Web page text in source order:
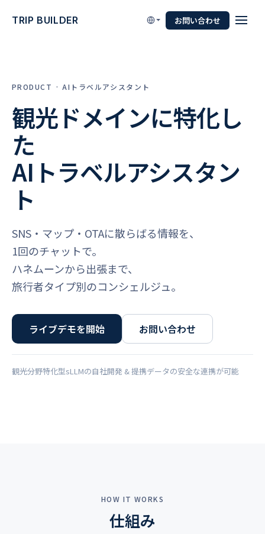
TRIP BUILDER お問い合わせ
PRODUCT · AIトラベルアシスタント
観光ドメインに特化し
た
AIトラベルアシスタン
ト
SNS・マップ・OTAに散らばる情報を、
1回のチャットで。
ハネムーンから出張まで、
旅行者タイプ別のコンシェルジュ。
ライブデモを開始 お問い合わせ
観光分野特化型sLLMの自社開発 & 提携データの安全な連携が可能
プロダクトデモ · 5分
HOW IT WORKS
仕組み